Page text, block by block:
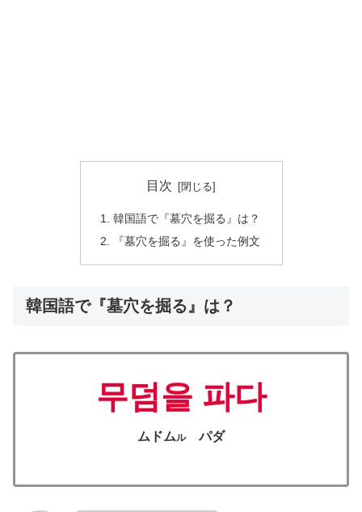
目次
韓国語で『墓穴を掘る』は？
『墓穴を掘る』を使った例文
韓国語で『墓穴を掘る』は？
무덤을 파다
ムドムルパダ